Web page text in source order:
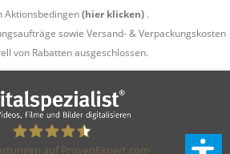
Aktionsbedingen(hier klicken) .
sowie Versand- & Verpackungskosten
von Rabatten ausgeschlossen.
auf ProvenExpert.com